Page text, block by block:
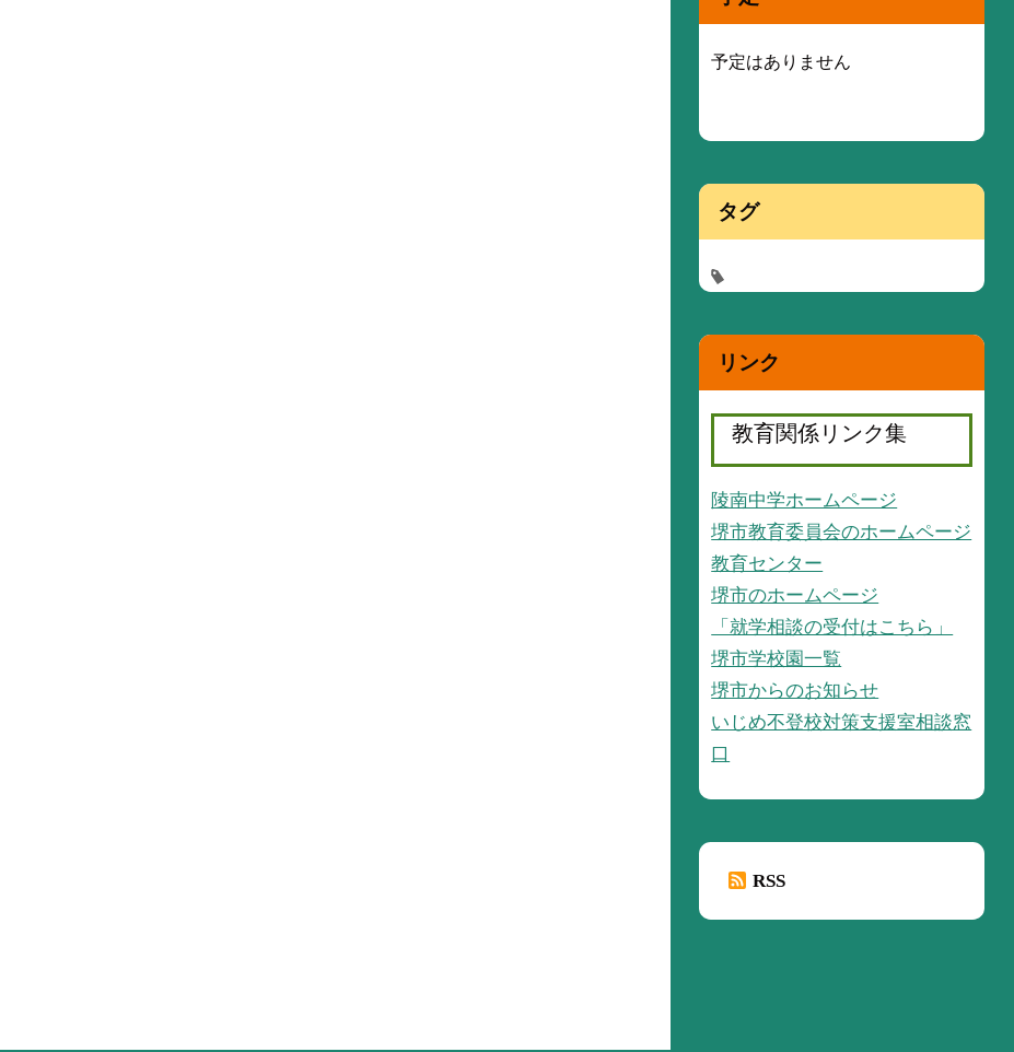
予定はありません
タグ
リンク
教育関係リンク集
陵南中学ホームページ
堺市教育委員会のホームページ
教育センター
堺市のホームページ
「就学相談の受付はこちら」
堺市学校園一覧
堺市からのお知らせ
いじめ不登校対策支援室相談窓
口
RSS